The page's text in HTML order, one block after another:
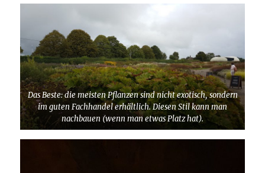
Das Beste: die meisten Pflanzen sind nicht exotisch, sondern
im guten Fachhandel erhältlich. Diesen Stil kann man
nachbauen (wenn man etwas Platz hat).